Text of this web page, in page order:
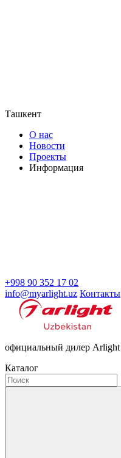
Ташкент
О нас
Новости
Проекты
Информация
+998 90 352 17 02
info@myarlight.uz Контакты
официальный дилер Arlight
Каталог